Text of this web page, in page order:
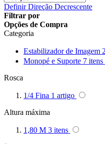
Photo Facility
Queenie
Quenox
Sekonic
Definir Direção Decrescente
Filtrar por
Opções de Compra
Categoria
Estabilizador de Imagem 2
Monopé e Suporte 7 itens
Rosca
1/4 Fina 1 artigo
Altura máxima
1,80 M 3 itens